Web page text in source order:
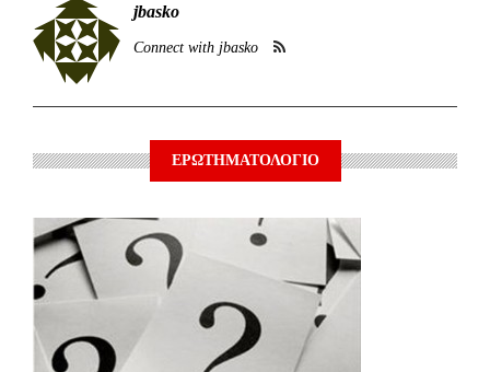
jbasko
Connect with jbasko
ΕΡΩΤΗΜΑΤΟΛΟΓΙΟ